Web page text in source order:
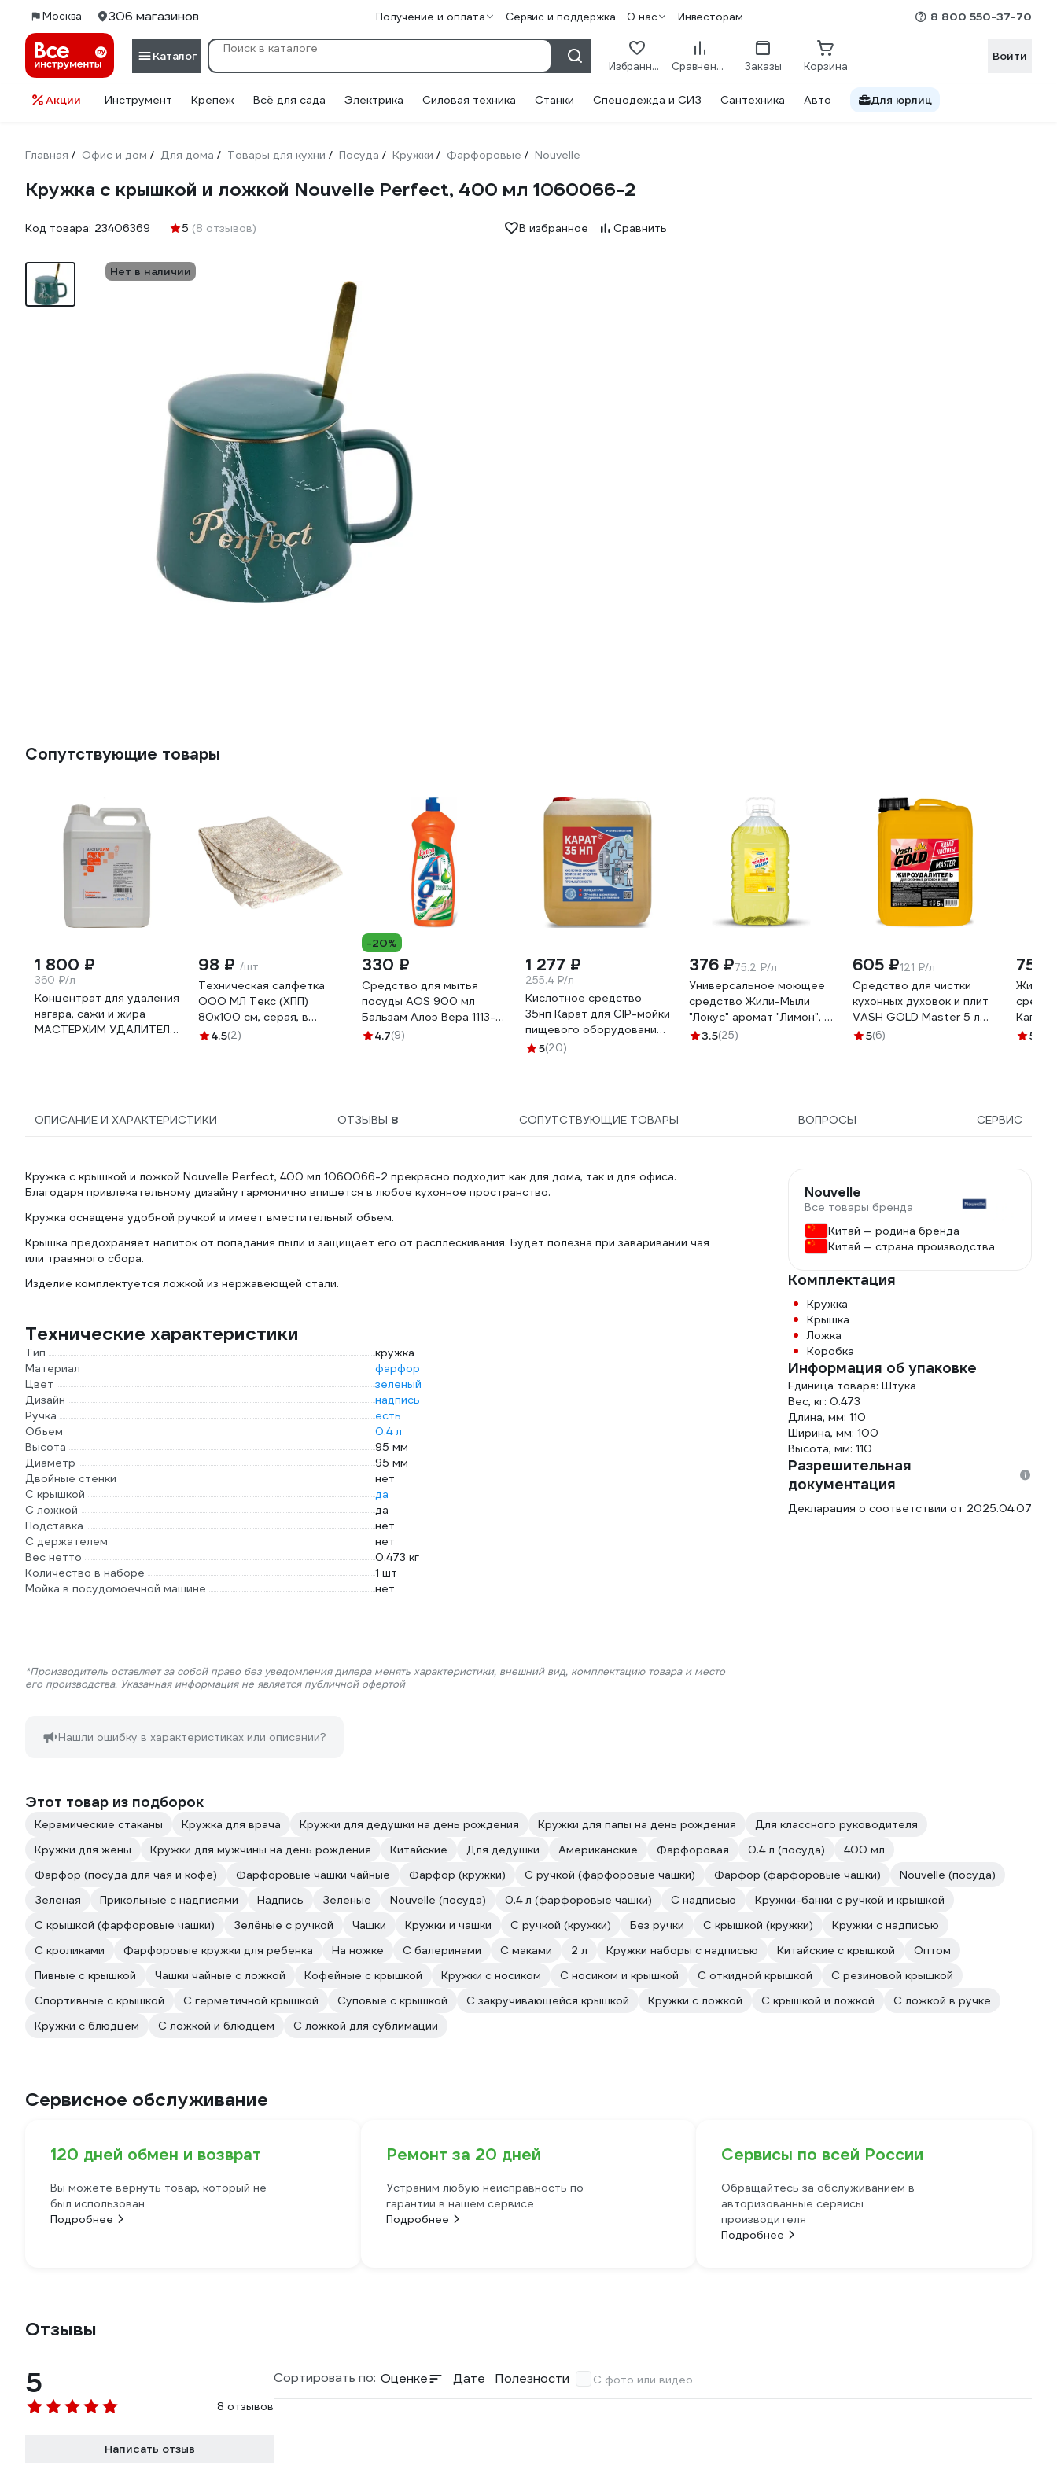
Москва 306 магазинов Получение и оплата Сервис и поддержка О нас Инвесторам 8 800 550-37-70
Каталог
Избранное Сравнение Заказы Корзина
Войти
Акции Инструмент Крепеж Всё для сада Электрика Силовая техника Станки Спецодежда и СИЗ Сантехника Авто Для юрлиц
Главная / Офис и дом / Для дома / Товары для кухни / Посуда / Кружки / Фарфоровые / Nouvelle
Кружка с крышкой и ложкой Nouvelle Perfect, 400 мл 1060066-2
Код товара: 23406369 5 (8 отзывов) В избранное Сравнить
Нет в наличии
Сопутствующие товары
1 800 ₽
360 ₽/л
Концентрат для удаления
нагара, сажи и жира
МАСТЕРХИМ УДАЛИТЕЛЬ
98 ₽ /шт
Техническая салфетка
ООО МЛ Текс (ХПП)
80x100 см, серая, в
индивидуальном пакете
4.5(2)
-20%
330 ₽
Средство для мытья
посуды AOS 900 мл
Бальзам Алоэ Вера 1113-3
605060
4.7(9)
1 277 ₽
255.4 ₽/л
Кислотное средство
35нп Карат для CIP-мойки
пищевого оборудования,
удаление накипи,
5(20)
376 ₽75.2 ₽/л
Универсальное моющее
средство Жили-Мыли
"Локус" аромат "Лимон", 5
л, ПЭТ 4623721540318
3.5(25)
605 ₽121 ₽/л
Средство для чистки
кухонных духовок и плит
VASH GOLD Master 5 л
антижир 307055
5(6)
75 ₽
Капля
5
ОПИСАНИЕ И ХАРАКТЕРИСТИКИ ОТЗЫВЫ 8 СОПУТСТВУЮЩИЕ ТОВАРЫ ВОПРОСЫ СЕРВИС
Кружка с крышкой и ложкой Nouvelle Perfect, 400 мл 1060066-2 прекрасно подходит как для дома, так и для офиса.
Благодаря привлекательному дизайну гармонично впишется в любое кухонное пространство.
Кружка оснащена удобной ручкой и имеет вместительный объем.
Крышка предохраняет напиток от попадания пыли и защищает его от расплескивания. Будет полезна при заваривании чая
или травяного сбора.
Изделие комплектуется ложкой из нержавеющей стали.
Технические характеристики
Тип
кружка
Материал
фарфор
Цвет
зеленый
Дизайн
надпись
Ручка
есть
Объем
0.4 л
Высота
95 мм
Диаметр
95 мм
Двойные стенки
нет
С крышкой
да
С ложкой
да
Подставка
нет
С держателем
нет
Вес нетто
0.473 кг
Количество в наборе
1 шт
Мойка в посудомоечной машине
нет
*Производитель оставляет за собой право без уведомления дилера менять характеристики, внешний вид, комплектацию товара и место
его производства. Указанная информация не является публичной офертой
Нашли ошибку в характеристиках или описании?
Nouvelle
Все товары бренда
Китай — родина бренда
Китай — страна производства
Комплектация
Кружка
Крышка
Ложка
Коробка
Информация об упаковке
Единица товара: Штука
Вес, кг: 0.473
Длина, мм: 110
Ширина, мм: 100
Высота, мм: 110
Разрешительная
документация
Декларация о соответствии от 2025.04.07
Этот товар из подборок
Керамические стаканы Кружка для врача Кружки для дедушки на день рождения Кружки для папы на день рождения
Для классного руководителя
Кружки для жены
Кружки для мужчины на день рождения Китайские Для дедушки Американские Фарфоровая 0.4 л (посуда)
400 мл
Фарфор (посуда для чая и кофе)
Фарфоровые чашки чайные Фарфор (кружки) С ручкой (фарфоровые чашки) Фарфор (фарфоровые чашки)
Nouvelle (посуда)
Зеленая
Прикольные с надписями Надпись Зеленые Nouvelle (посуда) 0.4 л (фарфоровые чашки) С надписью
Кружки-банки с ручкой и крышкой
С крышкой (фарфоровые чашки)
Зелёные с ручкой Чашки Кружки и чашки С ручкой (кружки) Без ручки С крышкой (кружки)
Кружки с надписью
С кроликами
Фарфоровые кружки для ребенка На ножке С балеринами С маками 2 л Кружки наборы с надписью Китайские с крышкой
Оптом
Пивные с крышкой
Чашки чайные с ложкой Кофейные с крышкой Кружки с носиком С носиком и крышкой С откидной крышкой
С резиновой крышкой
Спортивные с крышкой
С герметичной крышкой Суповые с крышкой С закручивающейся крышкой Кружки с ложкой С крышкой и ложкой
С ложкой в ручке
Кружки с блюдцем
С ложкой и блюдцем С ложкой для сублимации
Сервисное обслуживание
120 дней обмен и возврат
Вы можете вернуть товар, который не
был использован
Подробнее
Ремонт за 20 дней
Устраним любую неисправность по
гарантии в нашем сервисе
Подробнее
Сервисы по всей России
Обращайтесь за обслуживанием в
авторизованные сервисы
производителя
Подробнее
Отзывы
5
8 отзывов
Написать отзыв
Сортировать по: Оценке Дате Полезности С фото или видео